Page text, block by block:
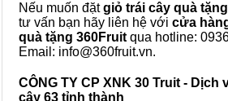
Nếu muốn đặtgiỏ trái cây quà tặng
tư vấn bạn hãy liên hệ với cửa
quà tặng 360Fruit qua hotline:
Email: info@360fruit.vn.
CÔNG TY CP XNK 30 Truit - Dịch
cây 63 tỉnh thành